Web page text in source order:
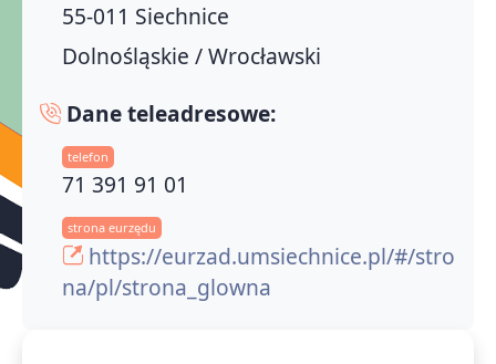
55-011 Siechnice
Dolnośląskie / Wrocławski
Dane teleadresowe:
telefon
71 391 91 01
strona eurzędu
https://eurzad.umsiechnice.pl/#/stro
na/pl/strona_glowna